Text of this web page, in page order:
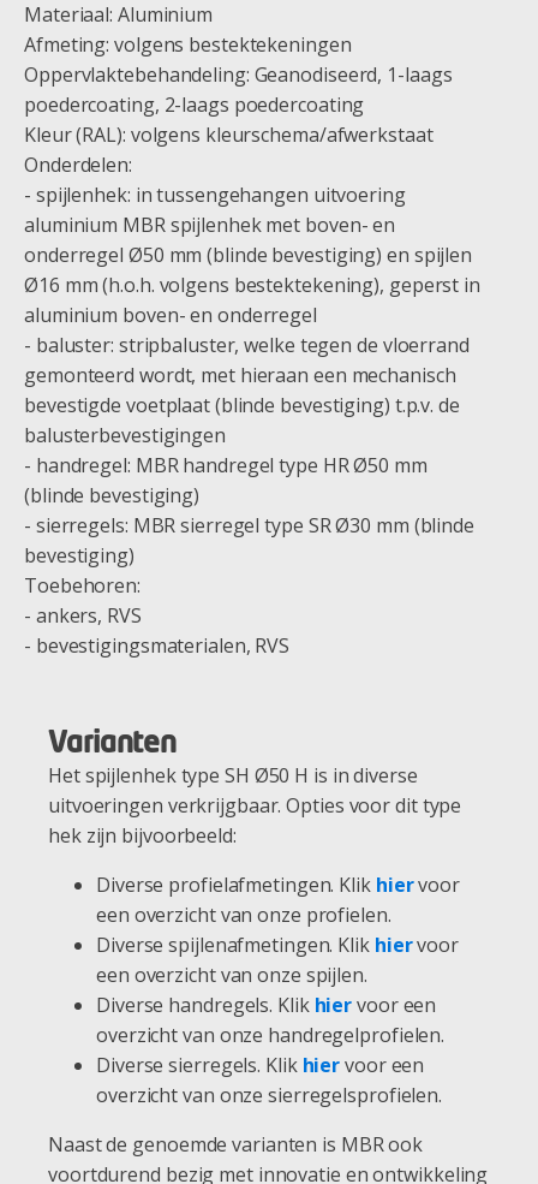
Materiaal: Aluminium
Afmeting: volgens bestektekeningen
Oppervlaktebehandeling: Geanodiseerd, 1-laags
poedercoating, 2-laags poedercoating
Kleur (RAL): volgens kleurschema/afwerkstaat
Onderdelen:
- spijlenhek: in tussengehangen uitvoering
aluminium MBR spijlenhek met boven- en
onderregel Ø50 mm (blinde bevestiging) en spijlen
Ø16 mm (h.o.h. volgens bestektekening), geperst in
aluminium boven- en onderregel
- baluster: stripbaluster, welke tegen de vloerrand
gemonteerd wordt, met hieraan een mechanisch
bevestigde voetplaat (blinde bevestiging) t.p.v. de
balusterbevestigingen
- handregel: MBR handregel type HR Ø50 mm
(blinde bevestiging)
- sierregels: MBR sierregel type SR Ø30 mm (blinde
bevestiging)
Toebehoren:
- ankers, RVS
- bevestigingsmaterialen, RVS
Varianten
Het spijlenhek type SH Ø50 H is in diverse
uitvoeringen verkrijgbaar. Opties voor dit type
hek zijn bijvoorbeeld:
Diverse profielafmetingen. Klik hiervoor
een overzicht van onze profielen.
Diverse spijlenafmetingen. Klik hiervoor
een overzicht van onze spijlen.
Diverse handregels. Klik hiervoor een
overzicht van onze handregelprofielen.
Diverse sierregels. Klik hiervoor een
overzicht van onze sierregelsprofielen.
Naast de genoemde varianten is MBR ook
voortdurend bezig met innovatie en ontwikkeling